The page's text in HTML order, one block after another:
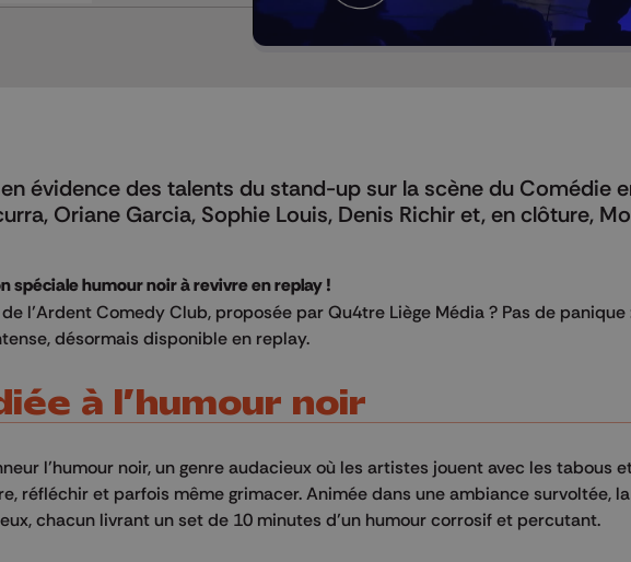
évidence des talents du stand-up sur la scène du Comédie
Oriane Garcia, Sophie Louis, Denis Richir et, en clôture,
spéciale humour noir à revivre en replay !
l’Ardent Comedy Club, proposée par Qu4tre Liège Média ? Pas de panique
désormais disponible en replay.
à l’humour noir
l’humour noir, un genre audacieux où les artistes jouent avec les tabous
réfléchir et parfois même grimacer. Animée dans une ambiance survoltée,
chacun livrant un set de 10 minutes d’un humour corrosif et percutant.